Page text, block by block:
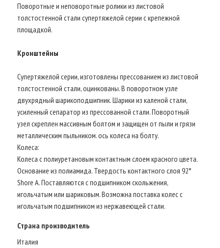
Поворотные и неповоротные ролики из листовой
толстостенной стали супертяжелой серии с крепежной
площадкой.
Кронштейны
Супертяжелой серии, изготовлены прессованием из листовой
толстостенной стали, оцинкованы. В поворотном узле
двухрядный шарикоподшипник. Шарики из каленой стали,
усиленный сепаратор из прессованной стали. Поворотный
узел скреплен массивным болтом и защищен от пыли и грязи
металлическим пыльником. ось колеса на болту.
Колеса:
Колеса с полиуретановым контактным слоем красного цвета.
Основание из полиамида. Твердость контактного слоя 92°
Shore A. Поставляются с подшипником скольжения,
игольчатым или шариковым. Возможна поставка колес с
игольчатым подшипником из нержавеющей стали.
Страна производитель
Италия